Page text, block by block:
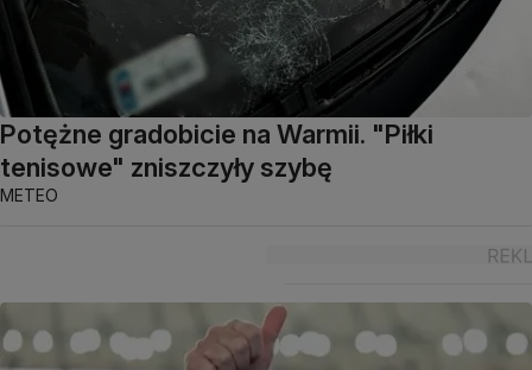
Potężne gradobicie na Warmii. "Piłki
tenisowe" zniszczyły szybę
METEO